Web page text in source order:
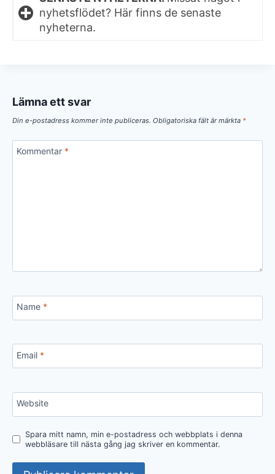
nyhetsflödet? Här finns de senaste
nyheterna.
Lämna ett svar
Din e-postadress kommer inte publiceras. Obligatoriska fält är märkta *
Kommentar *
Name *
Email *
Website
Spara mitt namn, min e-postadress och webbplats i denna
webbläsare till nästa gång jag skriver en kommentar.